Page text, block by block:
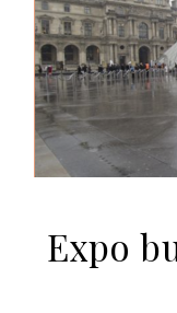
Expo